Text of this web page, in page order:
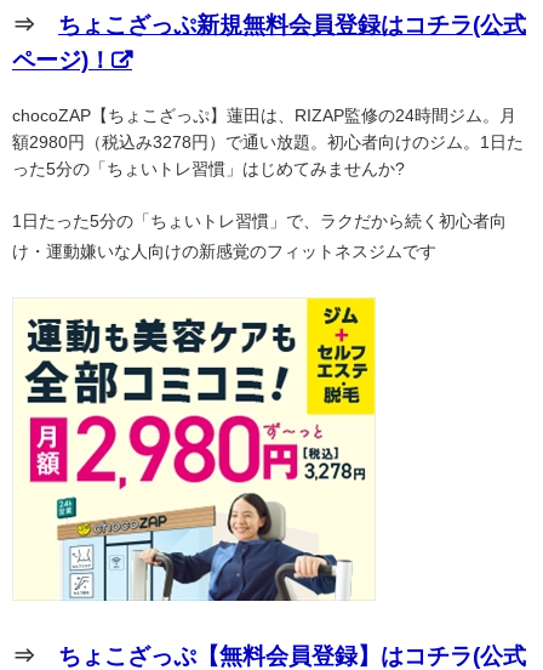
⇒ ちょこざっぷ新規無料会員登録はコチラ(公式
ページ)！
chocoZAP【ちょこざっぷ】蓮田は、RIZAP監修の24時間ジム。月
額2980円（税込み3278円）で通い放題。初心者向けのジム。1日た
った5分の「ちょいトレ習慣」はじめてみませんか?
1日たった5分の「ちょいトレ習慣」で、ラクだから続く初心者向
け・運動嫌いな人向けの新感覚のフィットネスジムです
⇒ ちょこざっぷ【無料会員登録】はコチラ(公式